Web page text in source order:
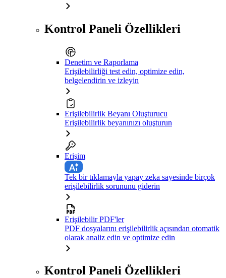
Kontrol Paneli Özellikleri
Denetim ve Raporlama
Erişilebilirliği test edin, optimize edin,
belgelendirin ve izleyin
Erişilebilirlik Beyanı Oluşturucu
Erişilebilirlik beyanınızı oluşturun
Erişim
Tek bir tıklamayla yapay zeka sayesinde birçok
erişilebilirlik sorununu giderin
Erişilebilir PDF'ler
PDF dosyalarını erişilebilirlik açısından otomatik
olarak analiz edin ve optimize edin
Kontrol Paneli Özellikleri